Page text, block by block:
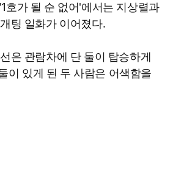
호가 될 순 없어'에서는 지상렬과
팅 일화가 이어졌다.
은 관람차에 단 둘이 탑승하게
이 있게 된 두 사람은 어색함을